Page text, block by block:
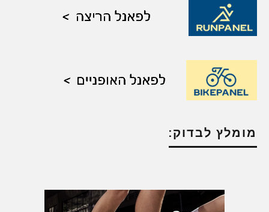
מומלץ לבדוק: